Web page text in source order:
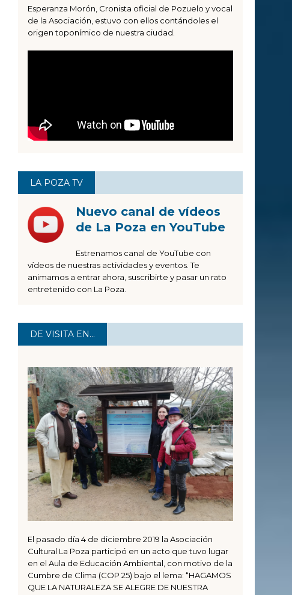
Esperanza Morón, Cronista oficial de Pozuelo y vocal
de la Asociación, estuvo con ellos contándoles el
origen toponímico de nuestra ciudad.
LA POZA TV
Nuevo canal de vídeos
de La Poza en YouTube
Estrenamos canal de YouTube con
vídeos de nuestras actividades y eventos. Te
animamos a entrar ahora, suscribirte y pasar un rato
entretenido con La Poza.
DE VISITA EN…
El pasado día 4 de diciembre 2019 la Asociación
Cultural La Poza participó en un acto que tuvo lugar
en el Aula de Educación Ambiental, con motivo de la
Cumbre de Clima (COP 25) bajo el lema: “HAGAMOS
QUE LA NATURALEZA SE ALEGRE DE NUESTRA